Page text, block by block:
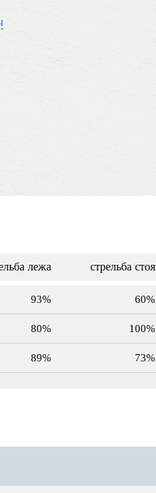
лежа стрельба стоя
93% 60%
80% 100%
89% 73%